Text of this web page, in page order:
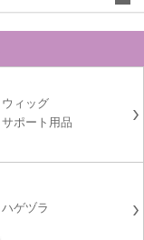
ウィッグ
サポート用品
ハゲヅラ